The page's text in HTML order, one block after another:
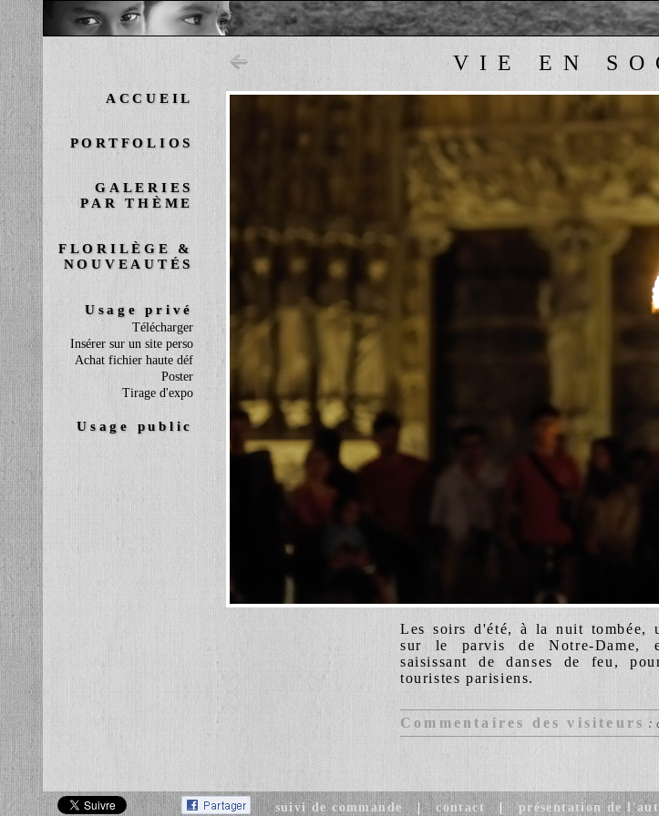
VIE EN
ACCUEIL
PORTFOLIOS
GALERIES
PAR THÈME
FLORILÈGE &
NOUVEAUTÉS
Usage privé
Télécharger
Insérer sur un site perso
Achat fichier haute déf
Poster
Tirage d'expo
Usage public
Les soirs d'été, à la nuit tombée,
sur le parvis de Notre-Dame,
saisissant de danses de feu,
touristes parisiens.
Commentaires des visiteurs :
suivi de commande |contact |présentation de